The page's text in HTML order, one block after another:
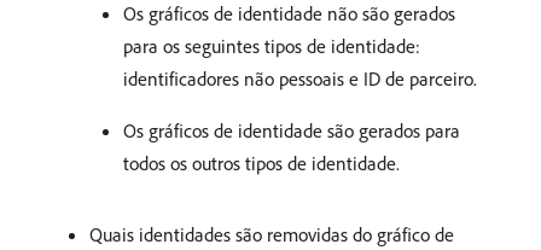
Os gráficos de identidade não são gerados
para os seguintes tipos de identidade:
identificadores não pessoais e ID de parceiro.
Os gráficos de identidade são gerados para
todos os outros tipos de identidade.
Quais identidades são removidas do gráfico de